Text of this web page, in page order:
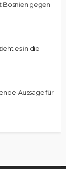
Bosnien gegen
es in die
Aussage für